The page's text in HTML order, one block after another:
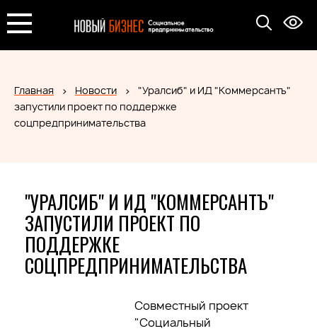
Главная Новости
"Уралсиб" и ИД "Коммерсантъ"
запустили проект по поддержке
соцпредпринимательства
"УРАЛСИБ" И ИД "КОММЕРСАНТЪ"
ЗАПУСТИЛИ ПРОЕКТ ПО
ПОДДЕРЖКЕ
СОЦПРЕДПРИНИМАТЕЛЬСТВА
Совместный проект
"Социальный